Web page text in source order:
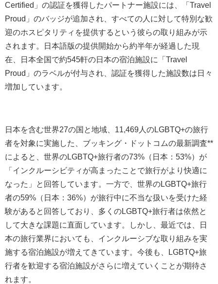
Certified」の認証を獲得したパートナー施設には、「Travel
Proud」のバッジが追加され、すべての人に対して特別な歓
迎のホスピタリティを提供するという彼らの取り組みが示
されます。日本語版の提供開始から約半年が経過した現
在、日本全国で約545軒の日本の宿泊施設に「Travel
Proud」のラベルが付与され、認証を獲得した施設数は日々
増加しています。
日本を含む世界27の国と地域、11,469人のLGBTQ+の旅行
者を対象に実施した、ブッキング・ドットコムの最新調査**
によると、世界のLGBTQ+旅行者の73%（日本：53%）が
「インクルーシビティが高まったことで旅行がより快適に
なった」と回答しています。一方で、世界のLGBTQ+旅行
者の59%（日本：36%）が旅行中に不当な扱いを受けた経
験があると回答しており、多くのLGBTQ+旅行者は依然と
して大きな課題に直面しています。しかし、最近では、日
本の旅行業界においても、インクルーシブな取り組みを実
施する宿泊施設が増えてきています。今後も、LGBTQ+旅
行者を歓迎する宿泊施設がさらに増えていくことが期待さ
れます。